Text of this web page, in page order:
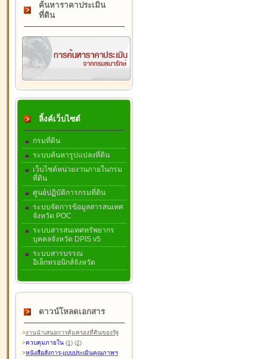
ค้นหาราคาประเมิน
ที่ดิน
ลิ้งค์เว็บไซต์
กรมที่ดิน
ระบบค้นหารูปแปลงที่ดิน
เว็บไซต์หน่วยงานภายในกรม
ที่ดิน
ศูนย์ปฏิบัติการกรมที่ดิน
ระบบจัดการข้อมูลสารสนเทศ
จังหวัด POC
ระบบสารสนเทศทรัพยากร
บุคคลจังหวัด DPIS v5
ระบบสารบรรณ
อิเล็กทรอนิกส์จังหวัด
ดาวน์โหลดเอกสาร
>งานนำเสนอการคุ้มครองที่ดินของรัฐ
>ควบคุมภายใน (1) (2)
>หนังสือสังการ-แบบประเมินคุณภาพฯ